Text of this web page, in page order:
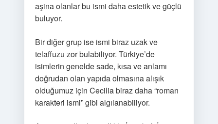
aşina olanlar bu ismi daha estetik ve güçlü
buluyor.
Bir diğer grup ise ismi biraz uzak ve
telaffuzu zor bulabiliyor. Türkiye’de
isimlerin genelde sade, kısa ve anlamı
doğrudan olan yapıda olmasına alışık
olduğumuz için Cecilia biraz daha “roman
karakteri ismi” gibi algılanabiliyor.